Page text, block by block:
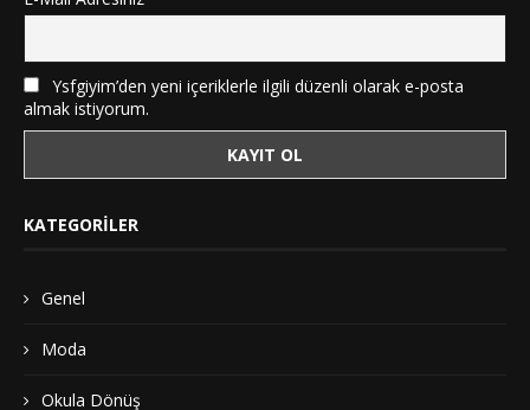
Ysfgiyim’den yeni içeriklerle ilgili düzenli olarak e-posta
almak istiyorum.
KATEGORILER
Genel
Moda
Okula Dönüş